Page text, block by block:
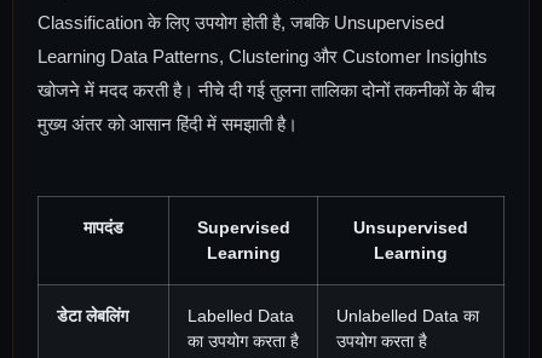
Classification के लिए उपयोग होती है, जबकि Unsupervised
Learning Data Patterns, Clustering और Customer Insights
खोजने में मदद करती है। नीचे दी गई तुलना तालिका दोनों तकनीकों के बीच
मुख्य अंतर को आसान हिंदी में समझाती है।
मापदंड
Supervised
Learning
Unsupervised
Learning
डेटा लेबलिंग
Labelled Data
का उपयोग करता है
Unlabelled Data का
उपयोग करता है